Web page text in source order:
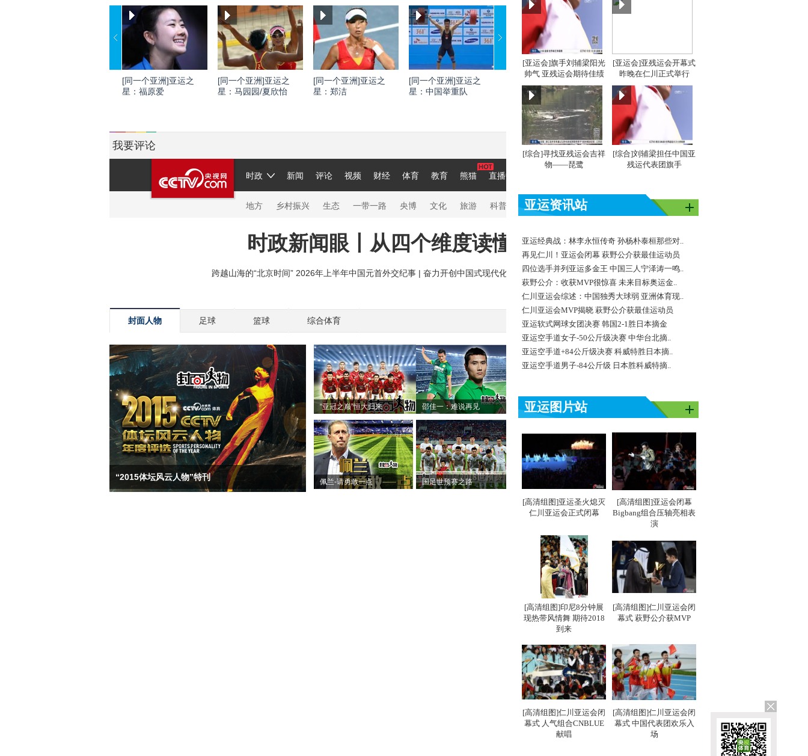
[同一个亚洲]亚运之
星：福原爱
[同一个亚洲]亚运之
星：马园园/夏欣怡
[同一个亚洲]亚运之
星：郑洁
[同一个亚洲]亚运之
星：中国举重队
[同一个亚洲]亚运之
星：刘灏
[同一个亚洲]亚运之
星：吴敏霞
我要评论
封面人物 足球 篮球 综合体育
“2015体坛风云人物”特刊
“亚冠之巅”恒大归来 邵佳一：难说再见
佩兰-请勇敢一点 国足世预赛之路
[亚运会]旗手刘辅梁阳光
帅气 亚残运会期待佳绩
[亚运会]亚残运会开幕式
昨晚在仁川正式举行
[综合]寻找亚残运会吉祥
物——琵鹭
[综合]刘辅梁担任中国亚
残运代表团旗手
亚运资讯站
亚运经典战：林李永恒传奇 孙杨朴泰桓那些对..
再见仁川！亚运会闭幕 萩野公介获最佳运动员
四位选手并列亚运多金王 中国三人宁泽涛一鸣..
萩野公介：收获MVP很惊喜 未来目标奥运金..
仁川亚运会综述：中国独秀大球弱 亚洲体育现..
仁川亚运会MVP揭晓 萩野公介获最佳运动员
亚运软式网球女团决赛 韩国2-1胜日本摘金
亚运空手道女子-50公斤级决赛 中华台北摘..
亚运空手道+84公斤级决赛 科威特胜日本摘..
亚运空手道男子-84公斤级 日本胜科威特摘..
亚运图片站
[高清组图]亚运圣火熄灭
仁川亚运会正式闭幕
[高清组图]亚运会闭幕
Bigbang组合压轴亮相表
演
[高清组图]印尼8分钟展
现热带风情舞 期待2018
到来
[高清组图]仁川亚运会闭
幕式 萩野公介获MVP
[高清组图]仁川亚运会闭
幕式 人气组合CNBLUE
献唱
[高清组图]仁川亚运会闭
幕式 中国代表团欢乐入
场